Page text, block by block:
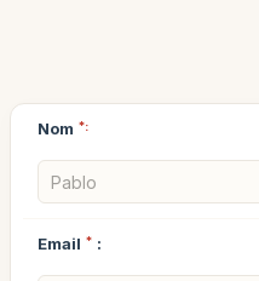
Nom *:
Email * :